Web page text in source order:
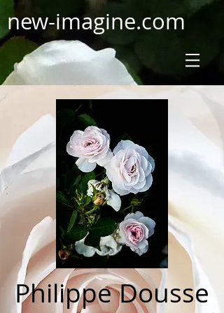
new-imagine.com
Philippe Dousse